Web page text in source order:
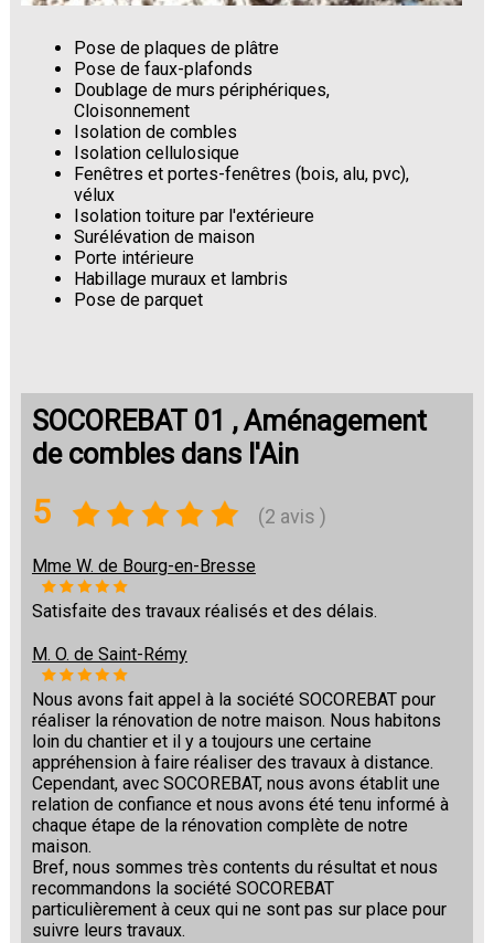
Pose de plaques de plâtre
Pose de faux-plafonds
Doublage de murs périphériques,
Cloisonnement
Isolation de combles
Isolation cellulosique
Fenêtres et portes-fenêtres (bois, alu, pvc),
vélux
Isolation toiture par l'extérieure
Surélévation de maison
Porte intérieure
Habillage muraux et lambris
Pose de parquet
SOCOREBAT 01 , Aménagement
de combles dans l'Ain
5 (2 avis )
Mme W. de Bourg-en-Bresse
Satisfaite des travaux réalisés et des délais.
M. O. de Saint-Rémy
Nous avons fait appel à la société SOCOREBAT pour
réaliser la rénovation de notre maison. Nous habitons
loin du chantier et il y a toujours une certaine
appréhension à faire réaliser des travaux à distance.
Cependant, avec SOCOREBAT, nous avons établit une
relation de confiance et nous avons été tenu informé à
chaque étape de la rénovation complète de notre
maison.
Bref, nous sommes très contents du résultat et nous
recommandons la société SOCOREBAT
particulièrement à ceux qui ne sont pas sur place pour
suivre leurs travaux.